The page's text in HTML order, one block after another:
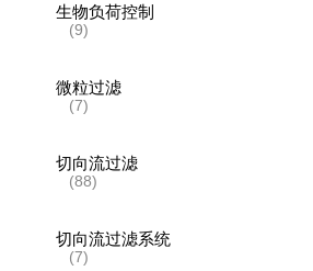
生物负荷控制
(9)
微粒过滤
(7)
切向流过滤
(88)
切向流过滤系统
(7)